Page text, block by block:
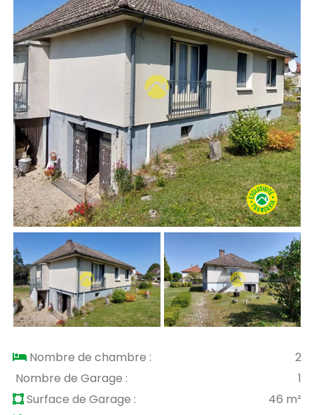
Nombre de chambre :
2
Nombre de Garage :
1
Surface de Garage :
46 m²